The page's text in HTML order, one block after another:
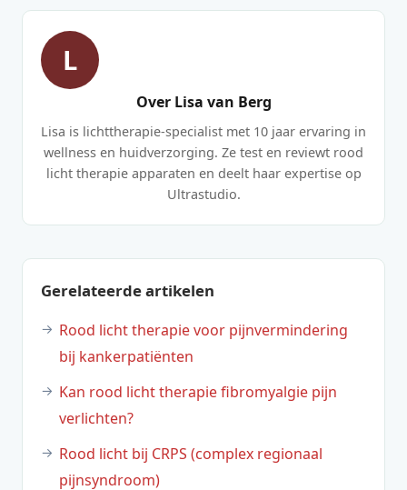
L
Over Lisa van Berg
Lisa is lichttherapie-specialist met 10 jaar ervaring in
wellness en huidverzorging. Ze test en reviewt rood
licht therapie apparaten en deelt haar expertise op
Ultrastudio.
Gerelateerde artikelen
Rood licht therapie voor pijnvermindering
bij kankerpatiënten
Kan rood licht therapie fibromyalgie pijn
verlichten?
Rood licht bij CRPS (complex regionaal
pijnsyndroom)